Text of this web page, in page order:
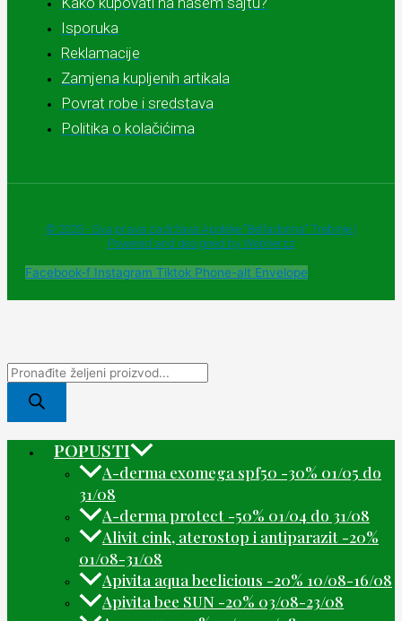
Isporuka
Reklamacije
Zamjena kupljenih artikala
Povrat robe i sredstava
Politika o kolačićima
© 2025 - Sva prava zadržava Apoteke "Belladonna" Trebinje |
Powered and designed by Webherzz
Facebook-f Instagram Tiktok Phone-alt Envelope
POPUSTI
A-derma exomega spf50 -30% 01/05 do
31/08
A-derma protect -50% 01/04 do 31/08
Alivit cink, aterostop i antiparazit -20%
01/08-31/08
Apivita aqua beelicious -20% 10/08-16/08
Apivita bee SUN -20% 03/08-23/08